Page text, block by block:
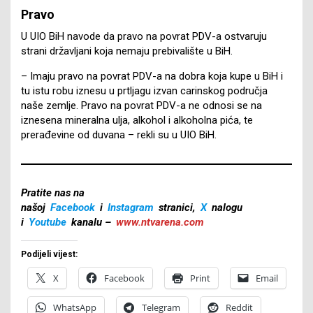
Pravo
U UIO BiH navode da pravo na povrat PDV-a ostvaruju
strani državljani koja nemaju prebivalište u BiH.
– Imaju pravo na povrat PDV-a na dobra koja kupe u BiH i
tu istu robu iznesu u prtljagu izvan carinskog područja
naše zemlje. Pravo na povrat PDV-a ne odnosi se na
iznesena mineralna ulja, alkohol i alkoholna pića, te
prerađevine od duvana – rekli su u UIO BiH.
Pratite nas na
našoj Facebook i Instagram stranici, X nalogu
i Youtube kanalu – www.ntvarena.com
Podijeli vijest:
X Facebook Print Email
WhatsApp Telegram Reddit